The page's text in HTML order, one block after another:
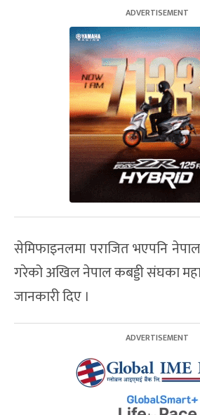
सेमिफाइनलमा पराजित भएपनि
गरेको अखिल नेपाल कबड्डी संघका
जानकारी दिए ।